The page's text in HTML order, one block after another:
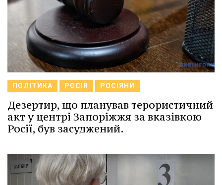
ПОЛІТИКА РОСІЯ РОСІЯНИ
Дезертир, що планував терористичний
акт у центрі Запоріжжя за вказівкою
Росії, був засуджений.